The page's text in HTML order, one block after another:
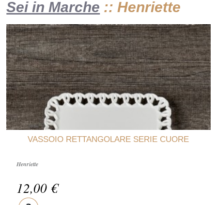
Sei in Marche :: Henriette
VASSOIO RETTANGOLARE SERIE CUORE
Henriette
12,00 €